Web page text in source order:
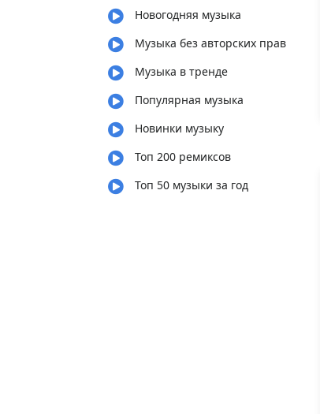
Новогодняя музыка
Музыка без авторских прав
Музыка в тренде
Популярная музыка
Новинки музыку
Топ 200 ремиксов
Топ 50 музыки за год